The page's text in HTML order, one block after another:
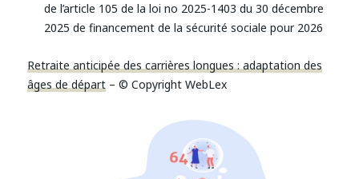
de l’article 105 de la loi no 2025-1403 du 30 décembre
2025 de financement de la sécurité sociale pour 2026
Retraite anticipée des carrières longues : adaptation des
âges de départ– © Copyright WebLex